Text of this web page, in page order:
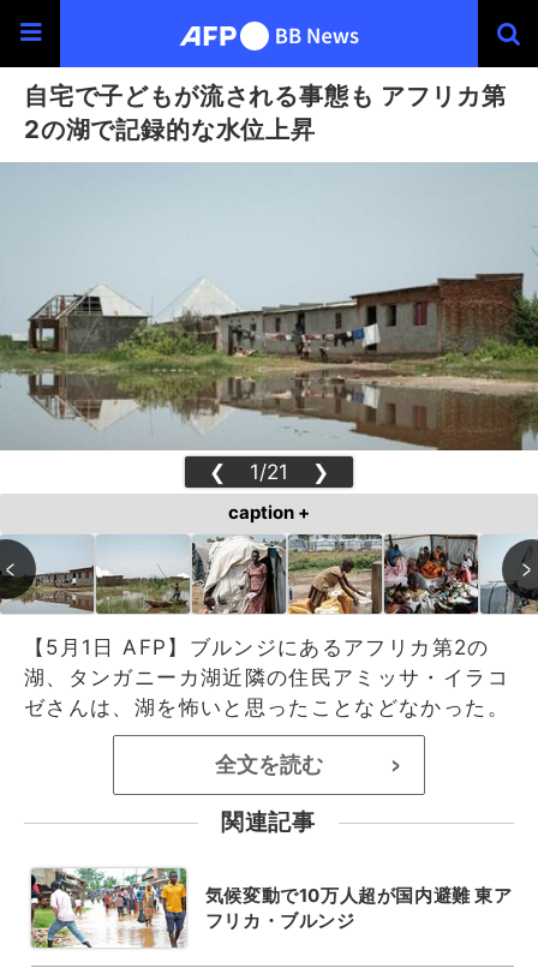
自宅で子どもが流される事態も アフリカ第
2の湖で記録的な水位上昇
❮ 1/21 ❯
caption +
【5月1日 AFP】ブルンジにあるアフリカ第2の
湖、タンガニーカ湖近隣の住民アミッサ・イラコ
ゼさんは、湖を怖いと思ったことなどなかった。
全文を読む >
関連記事
気候変動で10万人超が国内避難 東ア
フリカ・ブルンジ